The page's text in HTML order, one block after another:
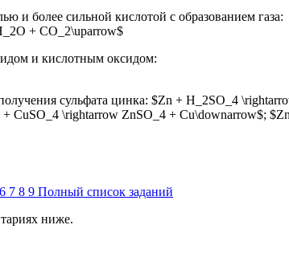
и более сильной кислотой с образованием газа:
+ CO_2\uparrow$
и кислотным оксидом:
сульфата цинка: $Zn + H_2SO_4
CuSO_4 \rightarrow ZnSO_4 + Cu\downarrow$;
6 7 8 9 Полный список заданий
ниже.